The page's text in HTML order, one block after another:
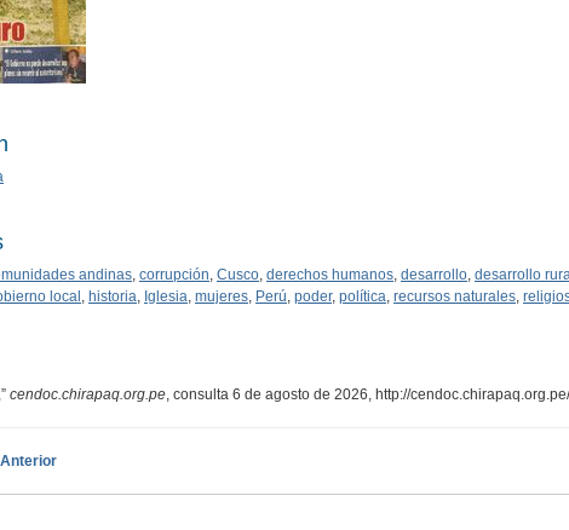
andinas corrupción Cusco derechos humanos desarrollo desarrollo
local historia Iglesia mujeres Perú poder, política recursos naturales
cendoc.chirapaq.org.pe , consulta 6 de agosto de 2026, http://